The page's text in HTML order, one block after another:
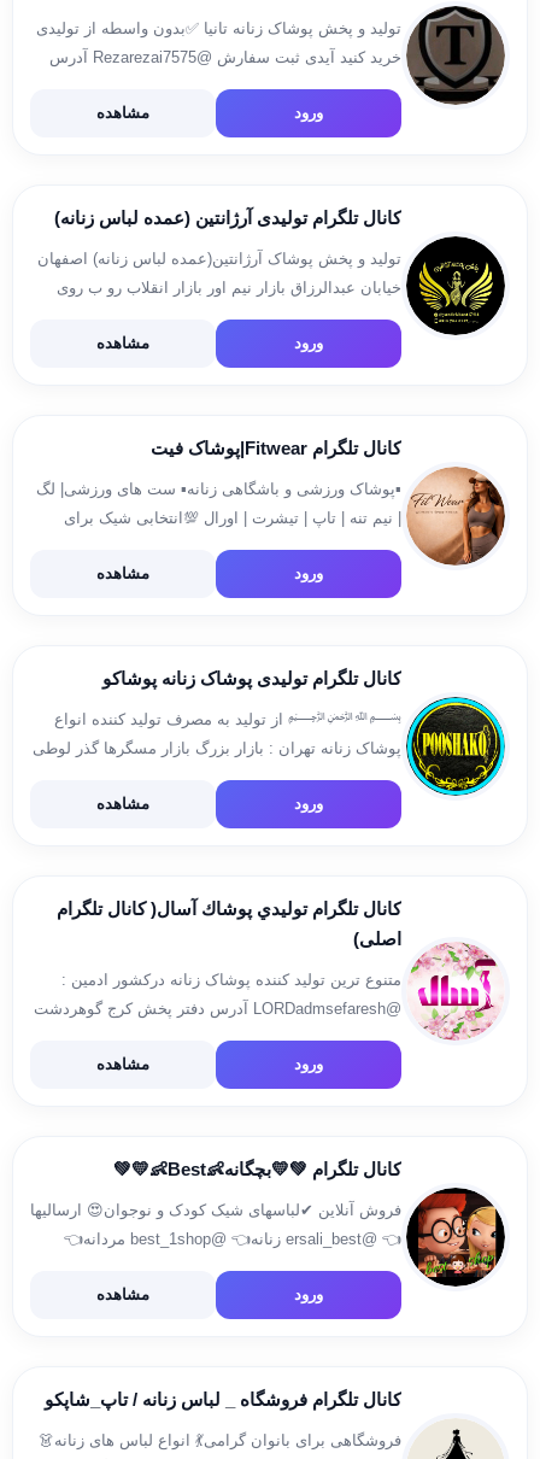
تولید و پخش پوشاک زنانه تانیا ✅بدون واسطه از تولیدی
خرید کنید آیدی ثبت سفارش @Rezarezai7575 آدرس
اصفهان بازار بزرگ نیم آور سرای میرزا کوچک پوشاک
تانیا تلفن جهت مشاوره و پیگیری سفارش 09136988825
ورود مشاهده
کانال تلگرام تولیدی آرژانتین (عمده لباس زنانه)
تولید و پخش پوشاک آرژانتین(عمده لباس زنانه) اصفهان
خیابان عبدالرزاق بازار نیم اور بازار انقلاب رو ب روی
سرای ارم تولیدی یزدخواستی
(پست_تیپاکس_اتوبوس_باربری) مخصوص آس فروشان
ورود مشاهده
کانال تلگرام Fitwear|پوشاک فیت
▪️پوشاک ورزشی و باشگاهی زنانه▪️ ست های ورزشی| لگ
| نیم تنه | تاپ | تیشرت | اورال 💯انتخابی شیک برای
تمرین حرفه ای 📦ارسال سریع به سراسر ایران
✅️فروش به صورت تک و عمده […]
ورود مشاهده
کانال تلگرام تولیدی پوشاک زنانه پوشاکو
﷽ از تولید به مصرف تولید کننده انواع
پوشاک زنانه تهران : بازار بزرگ بازار مسگرها گذر لوطی
09388562006 《《《 🌟 با مدیریت جدید 🌟 […]ورود مشاهده
کانال تلگرام توليدي پوشاك آسال( کانال تلگرام
اصلی)
متنوع ترین تولید کننده پوشاک زنانه درکشور ادمین :
@LORDadmsefaresh آدرس دفتر پخش كرج گوهردشت
_خيابان داريوش نبش كوچه لاله روبري ميلنگ تراش
عدالت پلاك ٢٨٧ درب طوسي تلفن همراه 09125053903
ورود مشاهده
کانال تلگرام 💚💛بچگانه👶Best👶💛💚
فروش آنلاین ✔لباسهای شیک کودک و نوجوان😍 ارسالیها
👈 @ersali_best زنانه👈 @best_1shop مردانه👈
طلاونقره وبدلیجات👈 @tala_noghre_best ثبت سفارش
ورود مشاهده
کانال تلگرام فروشگاه _ لباس زنانه / تاپ_شاپکو
فروشگاهی برای بانوان گرامی💃 انواع لباس های زنانه👗